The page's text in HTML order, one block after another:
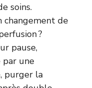
soins.
changement de
?
pause,
par une
purger la